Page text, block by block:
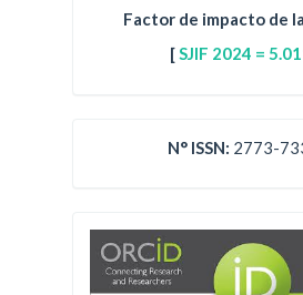
Factor de impacto de
[SJIF 2024 =
N° ISSN: 2773-